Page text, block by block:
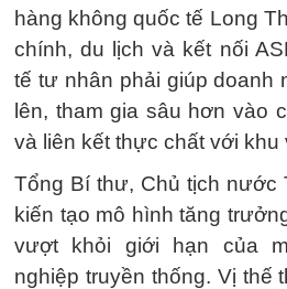
hàng không quốc tế Long
chính, du lịch và kết nối
tế tư nhân phải giúp doanh
lên, tham gia sâu hơn vào
và liên kết thực chất với khu
Tổng Bí thư, Chủ tịch nước
kiến tạo mô hình tăng
vượt khỏi giới hạn của
nghiệp truyền thống. Vị thế